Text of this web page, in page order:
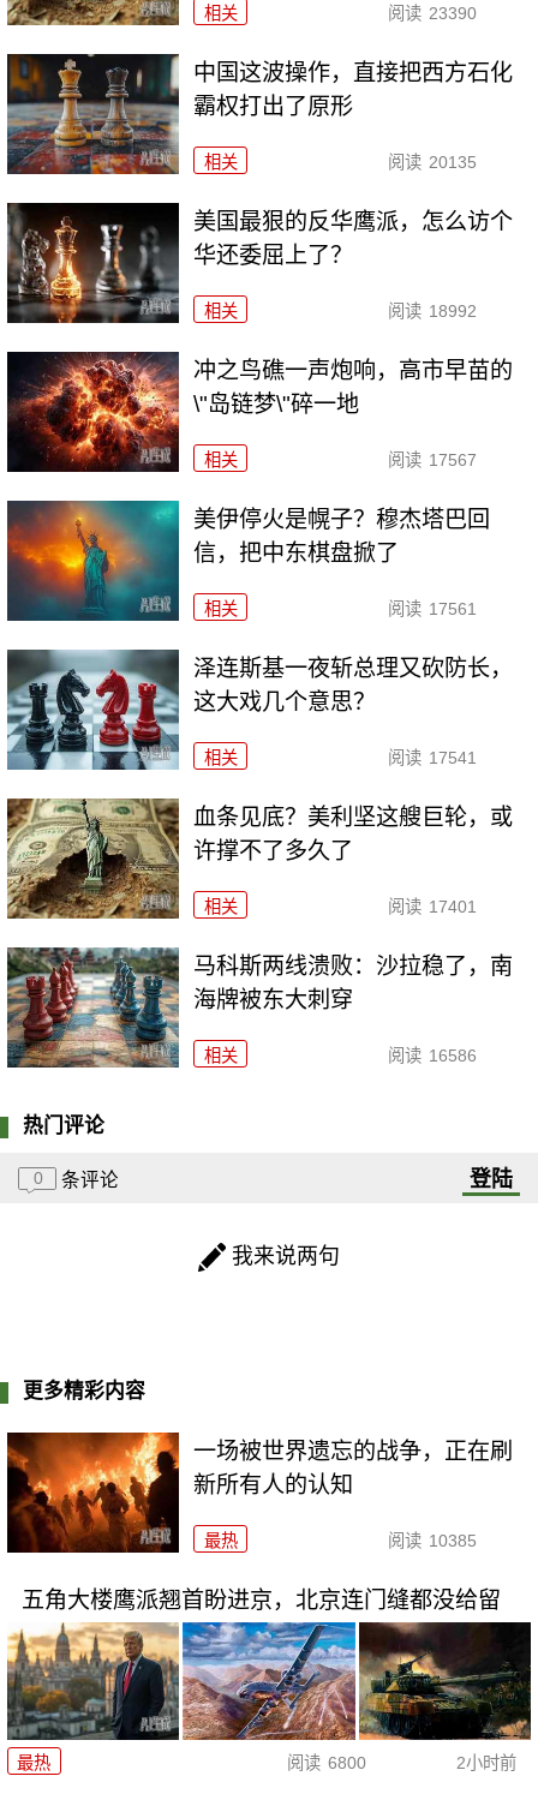
相关 阅读 23390
中国这波操作，直接把西方石化
霸权打出了原形
相关 阅读 20135
美国最狠的反华鹰派，怎么访个
华还委屈上了？
相关 阅读 18992
冲之鸟礁一声炮响，高市早苗的
\"岛链梦\"碎一地
相关 阅读 17567
美伊停火是幌子？穆杰塔巴回
信，把中东棋盘掀了
相关 阅读 17561
泽连斯基一夜斩总理又砍防长，
这大戏几个意思？
相关 阅读 17541
血条见底？美利坚这艘巨轮，或
许撑不了多久了
相关 阅读 17401
马科斯两线溃败：沙拉稳了，南
海牌被东大刺穿
相关 阅读 16586
热门评论
0 条评论 登陆
我来说两句
更多精彩内容
一场被世界遗忘的战争，正在刷
新所有人的认知
最热 阅读 10385
五角大楼鹰派翘首盼进京，北京连门缝都没给留
最热 阅读 6800 2小时前